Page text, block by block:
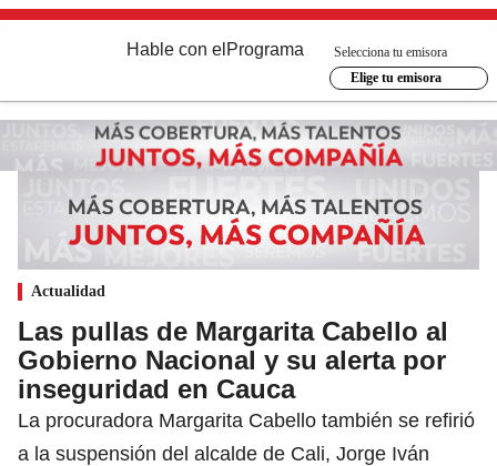
Hable con el Programa
Selecciona tu emisora
Elige tu emisora
Actualidad
Las pullas de Margarita Cabello al
Gobierno Nacional y su alerta por
inseguridad en Cauca
La procuradora Margarita Cabello también se refirió
a la suspensión del alcalde de Cali, Jorge Iván